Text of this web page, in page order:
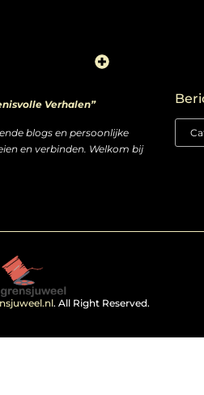
Verhalen”
blogs en persoonlijke
en verbinden. Welkom bij
. All Right Reserved.